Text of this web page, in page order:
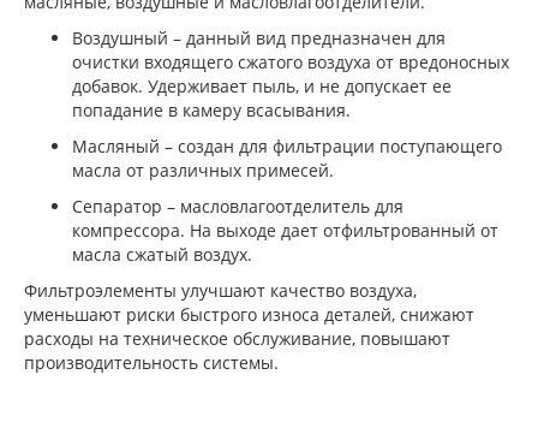
Воздушный – данный вид предназначен для
очистки входящего сжатого воздуха от вредоносных
добавок. Удерживает пыль, и не допускает ее
попадание в камеру всасывания.
Масляный – создан для фильтрации поступающего
масла от различных примесей.
Сепаратор – масловлагоотделитель для
компрессора. На выходе дает отфильтрованный от
масла сжатый воздух.
Фильтроэлементы улучшают качество воздуха,
уменьшают риски быстрого износа деталей, снижают
расходы на техническое обслуживание, повышают
производительность системы.